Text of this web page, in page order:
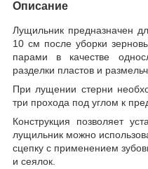
Описание
Лущильник предназначен
10 см после уборки
парами в качестве
разделки пластов и
При лущении стерни
три прохода под углом к
Конструкция позволяет
лущильник можно
сцепку с применением
и сеялок.